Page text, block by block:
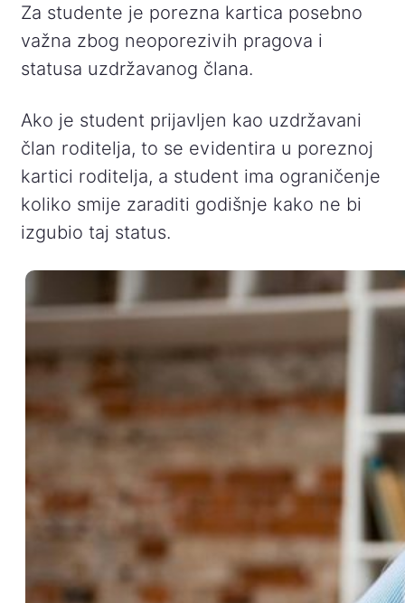
Za studente je porezna kartica posebno
važna zbog neoporezivih pragova i
statusa uzdržavanog člana.
Ako je student prijavljen kao uzdržavani
član roditelja, to se evidentira u poreznoj
kartici roditelja, a student ima ograničenje
koliko smije zaraditi godišnje kako ne bi
izgubio taj status.